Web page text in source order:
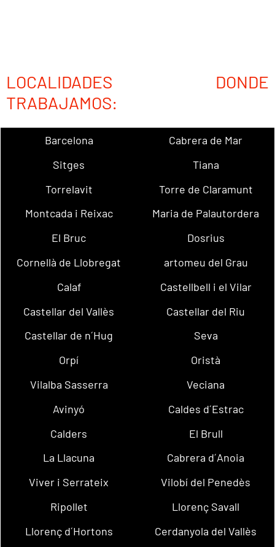
LOCALIDADES DONDE
TRABAJAMOS:
Barcelona
Cabrera de Mar
Sitges
Tiana
Torrelavit
Torre de Claramunt
Montcada i Reixac
Maria de Palautordera
El Bruc
Dosrius
Cornellà de Llobregat
artomeu del Grau
Calaf
Castellbell i el Vilar
Castellar del Vallès
Castellar del Riu
Castellar de n´Hug
Seva
Orpí
Oristà
Vilalba Sasserra
Veciana
Avinyó
Caldes d´Estrac
Calders
El Brull
La Llacuna
Cabrera d´Anoia
Viver i Serrateix
Vilobí del Penedès
Ripollet
Llorenç Savall
Llorenç d´Hortons
Cerdanyola del Vallès